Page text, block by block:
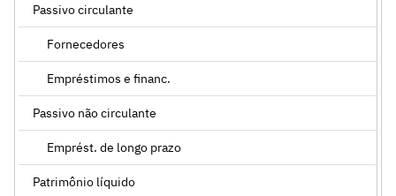
Passivo circulante
Fornecedores
Empréstimos e financ.
Passivo não circulante
Emprést. de longo prazo
Patrimônio líquido